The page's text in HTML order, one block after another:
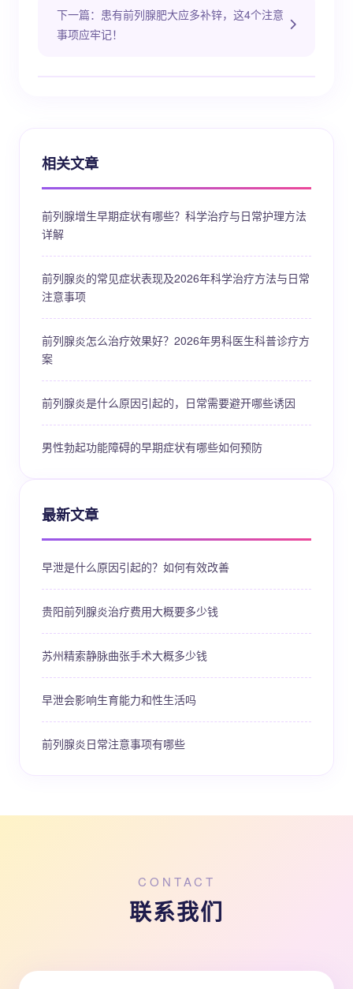
下一篇：患有前列腺肥大应多补锌，这4个注意
事项应牢记！
相关文章
前列腺增生早期症状有哪些？科学治疗与日常护理方法
详解
前列腺炎的常见症状表现及2026年科学治疗方法与日常
注意事项
前列腺炎怎么治疗效果好？2026年男科医生科普诊疗方
案
前列腺炎是什么原因引起的，日常需要避开哪些诱因
男性勃起功能障碍的早期症状有哪些如何预防
最新文章
早泄是什么原因引起的？如何有效改善
贵阳前列腺炎治疗费用大概要多少钱
苏州精索静脉曲张手术大概多少钱
早泄会影响生育能力和性生活吗
前列腺炎日常注意事项有哪些
CONTACT
联系我们